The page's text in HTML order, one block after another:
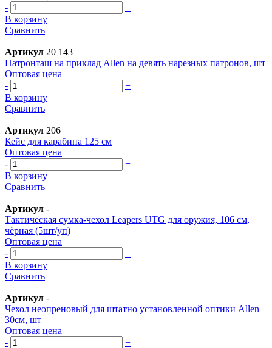
-
+
В корзину
Сравнить
Артикул 20 143
Патронташ на приклад Allen на девять нарезных патронов, шт
Оптовая цена
-
+
В корзину
Сравнить
Артикул 206
Кейс для карабина 125 см
Оптовая цена
-
+
В корзину
Сравнить
Артикул -
Тактическая сумка-чехол Leapers UTG для оружия, 106 см,
чёрная (5шт/уп)
Оптовая цена
-
+
В корзину
Сравнить
Артикул -
Чехол неопреновый для штатно установленной оптики Allen
30см, шт
Оптовая цена
-
+